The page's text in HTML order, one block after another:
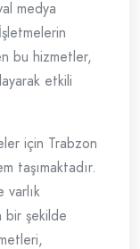
medya
bu hizmetler,
etkili
için Trabzon
taşımaktadır.
bir şekilde